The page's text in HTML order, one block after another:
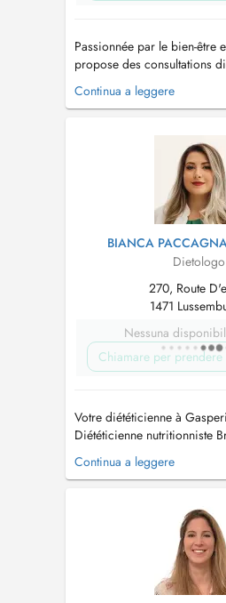
Passionnée par le bien-être
propose des consultations
Domaines dintervention :
poids Rééquilibrage
performance sportive
Continua a leggere
BIANCA
Dietologo
270, Route
1471
Nessuna
Chiamare per prendere
Votre diététicienne à
Diététicienne nutritionniste
(Portugais, Français,
diplômée en nutrition
de simplifier l'approche et la
Continua a leggere